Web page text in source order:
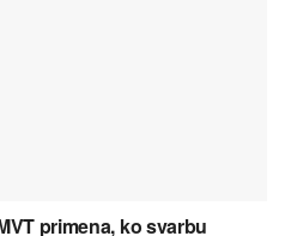
primena, ko svarbu